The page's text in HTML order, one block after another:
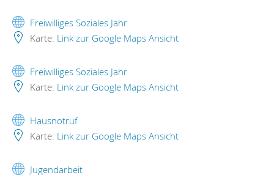
Freiwilliges Soziales Jahr
Karte: Link zur Google Maps Ansicht
Freiwilliges Soziales Jahr
Karte: Link zur Google Maps Ansicht
Hausnotruf
Karte: Link zur Google Maps Ansicht
Jugendarbeit